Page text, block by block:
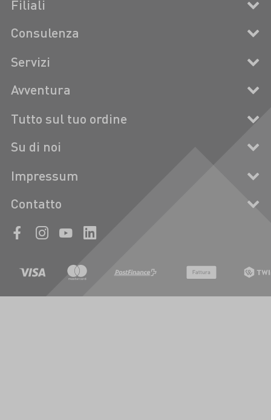
Filiali
Consulenza
Servizi
Avventura
Tutto sul tuo ordine
Su di noi
Impressum
Contatto